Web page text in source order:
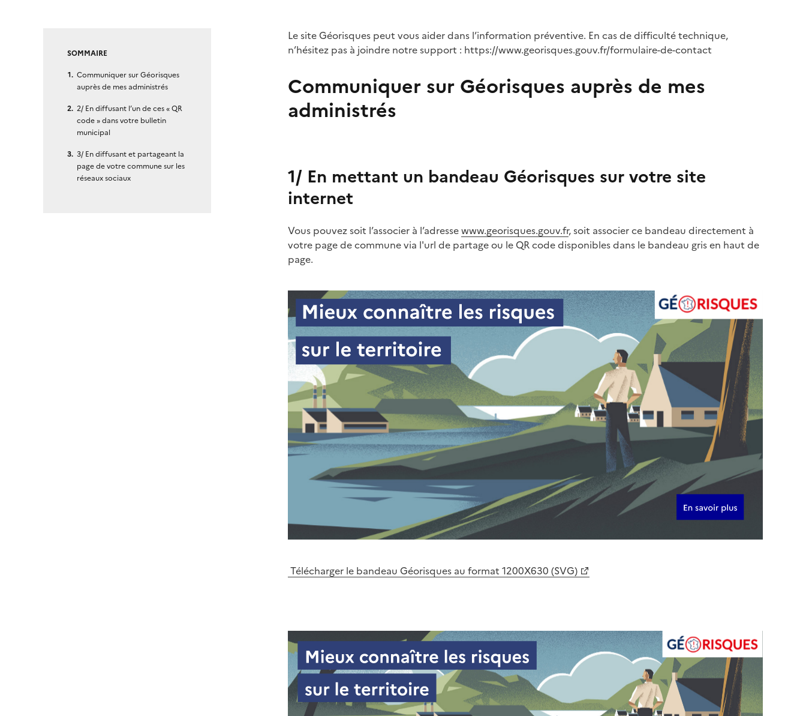
SOMMAIRE
Communiquer sur Géorisques
auprès de mes administrés
2/ En diffusant l’un de ces « QR
code » dans votre bulletin
municipal
3/ En diffusant et partageant la
page de votre commune sur les
réseaux sociaux
Le site Géorisques peut vous aider dans l’information préventive. En cas de difficulté technique,
n’hésitez pas à joindre notre support : https://www.georisques.gouv.fr/formulaire-de-contact
Communiquer sur Géorisques auprès de mes
administrés
1/ En mettant un bandeau Géorisques sur votre site
internet
Vous pouvez soit l’associer à l’adressewww.georisques.gouv.fr, soit associer ce bandeau directement à
votre page de commune via l'url de partage ou le QR code disponibles dans le bandeau gris en haut de
page.
Télécharger le bandeau Géorisques au format 1200X630 (SVG)